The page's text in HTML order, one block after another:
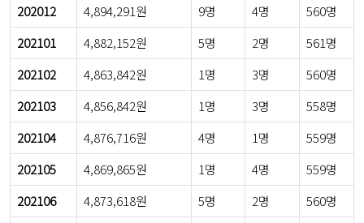
202012 4,894,291원 9명 4명
560명
202101
4,882,152원 5명 2명
561명
202102
4,863,842원 1명 3명
560명
202103
4,856,842원 1명 3명
558명
202104
4,876,716원 4명 1명
559명
202105
4,869,865원 1명 4명
559명
202106
4,873,618원 5명 2명
560명